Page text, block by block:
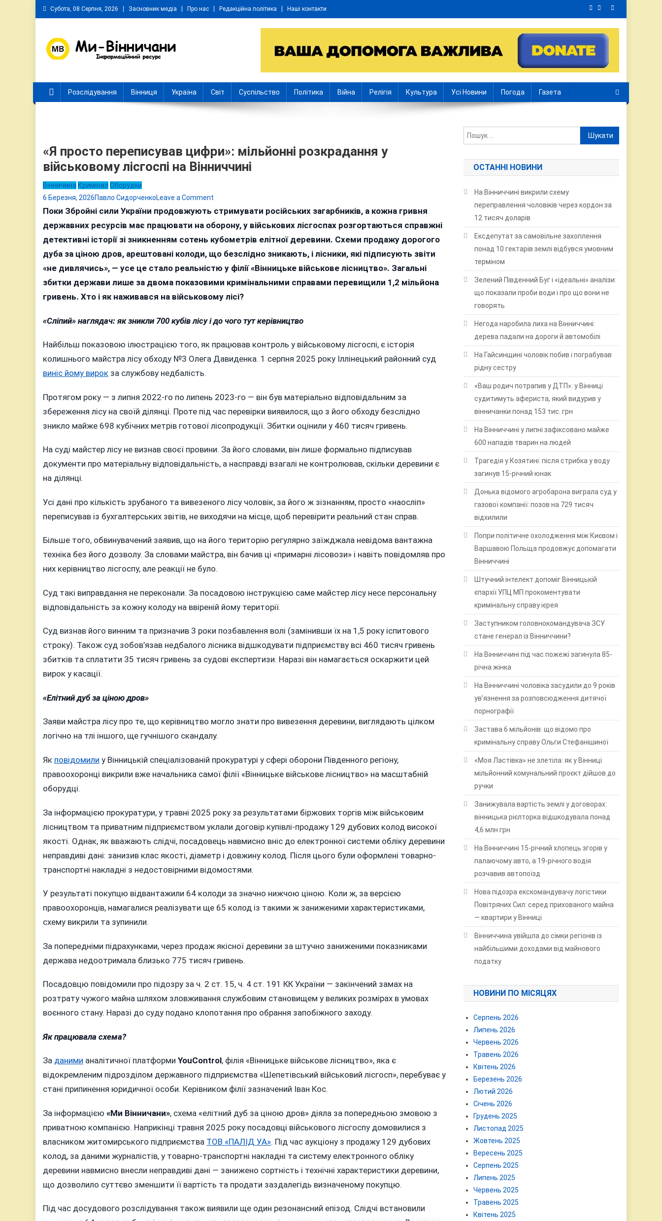
Skip
to
Субота, 08 Серпня, 2026 Засновник медіа Про нас Редакційна політика Наші контакти
Розслідування Вінниця Україна Світ Суспільство Політика Війна Релігія Культура Усі Новини Погода Газета
«Я просто переписував цифри»: мільйонні розкрадання у
військовому лісгоспі на Вінниччині
Вінничина Кримінал Оборудки
6 Березня, 2026Павло СидорченкоLeave a Comment
«Я
просто
цифри»:
мільйонні
розкрадання
у
військовому
на
Поки Збройні сили України продовжують стримувати російських загарбників, а кожна гривня
державних ресурсів має працювати на оборону, у військових лісгоспах розгортаються справжні
детективні історії зі зникненням сотень кубометрів елітної деревини. Схеми продажу дорогого
дуба за ціною дров, арештовані колоди, що безслідно зникають, і лісники, які підписують звіти
«не дивлячись», — усе це стало реальністю у філії «Вінницьке військове лісництво». Загальні
збитки держави лише за двома показовими кримінальними справами перевищили 1,2 мільйона
гривень. Хто і як наживався на військовому лісі?
«Сліпий» наглядач: як зникли 700 кубів лісу і до чого тут керівництво
Найбільш показовою ілюстрацією того, як працював контроль у військовому лісгоспі, є історія
колишнього майстра лісу обходу №3 Олега Давиденка. 1 серпня 2025 року Іллінецький районний суд
виніс йому вирок за службову недбалість.
Протягом року — з липня 2022-го по липень 2023-го — він був матеріально відповідальним за
збереження лісу на своїй ділянці. Проте під час перевірки виявилося, що з його обходу безслідно
зникло майже 698 кубічних метрів готової лісопродукції. Збитки оцінили у 460 тисяч гривень.
На суді майстер лісу не визнав своєї провини. За його словами, він лише формально підписував
документи про матеріальну відповідальність, а насправді взагалі не контролював, скільки деревини є
на ділянці.
Усі дані про кількість зрубаного та вивезеного лісу чоловік, за його ж зізнанням, просто «наосліп»
переписував із бухгалтерських звітів, не виходячи на місце, щоб перевірити реальний стан справ.
Більше того, обвинувачений заявив, що на його територію регулярно заїжджала невідома вантажна
техніка без його дозволу. За словами майстра, він бачив ці «примарні лісовози» і навіть повідомляв про
них керівництво лісгоспу, але реакції не було.
Суд такі виправдання не переконали. За посадовою інструкцією саме майстер лісу несе персональну
відповідальність за кожну колоду на ввіреній йому території.
Суд визнав його винним та призначив 3 роки позбавлення волі (замінивши їх на 1,5 року іспитового
строку). Також суд зобов’язав недбалого лісника відшкодувати підприємству всі 460 тисяч гривень
збитків та сплатити 35 тисяч гривень за судові експертизи. Наразі він намагається оскаржити цей
вирок у касації.
«Елітний дуб за ціною дров»
Заяви майстра лісу про те, що керівництво могло знати про вивезення деревини, виглядають цілком
логічно на тлі іншого, ще гучнішого скандалу.
Як повідомили у Вінницькій спеціалізованій прокуратурі у сфері оборони Південного регіону,
правоохоронці викрили вже начальника самої філії «Вінницьке військове лісництво» на масштабній
оборудці.
За інформацією прокуратури, у травні 2025 року за результатами біржових торгів між військовим
лісництвом та приватним підприємством уклали договір купівлі-продажу 129 дубових колод високої
якості. Однак, як вважають слідчі, посадовець навмисно вніс до електронної системи обліку деревини
неправдиві дані: занизив клас якості, діаметр і довжину колод. Після цього були оформлені товарно-
транспортні накладні з недостовірними відомостями.
У результаті покупцю відвантажили 64 колоди за значно нижчою ціною. Коли ж, за версією
правоохоронців, намагалися реалізувати ще 65 колод із такими ж заниженими характеристиками,
схему викрили та зупинили.
За попередніми підрахунками, через продаж якісної деревини за штучно заниженими показниками
держава недоотримала близько 775 тисяч гривень.
Посадовцю повідомили про підозру за ч. 2 ст. 15, ч. 4 ст. 191 КК України — закінчений замах на
розтрату чужого майна шляхом зловживання службовим становищем у великих розмірах в умовах
воєнного стану. Наразі до суду подано клопотання про обрання запобіжного заходу.
Як працювала схема?
За даними аналітичної платформи YouControl, філія «Вінницьке військове лісництво», яка є
відокремленим підрозділом державного підприємства «Шепетівський військовий лісгосп», перебуває у
стані припинення юридичної особи. Керівником філії зазначений Іван Кос.
За інформацією «Ми Вінничани», схема «елітний дуб за ціною дров» діяла за попередньою змовою з
приватною компанією. Наприкінці травня 2025 року посадовці військового лісгоспу домовилися з
власником житомирського підприємства ТОВ «ПАЛІД УА». Під час аукціону з продажу 129 дубових
колод, за даними журналістів, у товарно-транспортні накладні та систему електронного обліку
деревини навмисно внесли неправдиві дані — занижено сортність і технічні характеристики деревини,
що дозволило суттєво зменшити її вартість та продати заздалегідь визначеному покупцю.
Під час досудового розслідування також виявили ще один резонансний епізод. Слідчі встановили
Пошук:
ОСТАННІ НОВИНИ
На Вінниччині викрили схему
переправлення чоловіків через кордон за
12 тисяч доларів
Ексдепутат за самовільне захоплення
понад 10 гектарів землі відбувся умовним
терміном
Зелений Південний Буг і «ідеальні» аналізи:
що показали проби води і про що вони не
говорять
Негода наробила лиха на Вінниччині:
дерева падали на дороги й автомобілі
На Гайсинщині чоловік побив і пограбував
рідну сестру
«Ваш родич потрапив у ДТП»: у Вінниці
судитимуть афериста, який видурив у
вінничанки понад 153 тис. грн
На Вінниччині у липні зафіксовано майже
600 нападів тварин на людей
Трагедія у Козятині: після стрибка у воду
загинув 15-річний юнак
Донька відомого агробарона виграла суд у
газової компанії: позов на 729 тисяч
відхилили
Попри політичне охолодження між Києвом і
Варшавою Польща продовжує допомагати
Вінниччині
Штучний інтелект допоміг Вінницькій
єпархії УПЦ МП прокоментувати
кримінальну справу ієрея
Заступником головнокомандувача ЗСУ
стане генерал із Вінниччини?
На Вінниччині під час пожежі загинула 85-
річна жінка
На Вінниччині чоловіка засудили до 9 років
ув’язнення за розповсюдження дитячої
порнографії
Застава 6 мільйонів: що відомо про
кримінальну справу Ольги Стефанішиної
«Моя Ластівка» не злетіла: як у Вінниці
мільйонний комунальний проєкт дійшов до
ручки
Занижувала вартість землі у договорах:
вінницька рієлторка відшкодувала понад
4,6 млн грн
На Вінниччині 15-річний хлопець згорів у
палаючому авто, а 19-річного водія
розчавив автопоїзд
Нова підозра екскомандувачу логістики
Повітряних Сил: серед прихованого майна
— квартири у Вінниці
Вінниччина увійшла до сімки регіонів із
найбільшими доходами від майнового
податку
НОВИНИ ПО МІСЯЦЯХ
Серпень 2026
Липень 2026
Червень 2026
Травень 2026
Квітень 2026
Березень 2026
Лютий 2026
Січень 2026
Грудень 2025
Листопад 2025
Жовтень 2025
Вересень 2025
Серпень 2025
Липень 2025
Червень 2025
Травень 2025
Квітень 2025